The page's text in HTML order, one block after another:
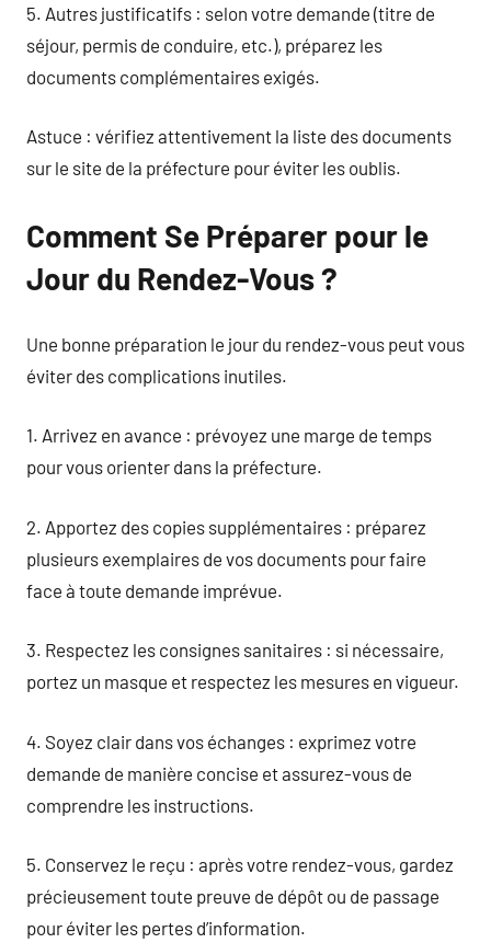
5. Autres justificatifs : selon votre demande (titre de
séjour, permis de conduire, etc.), préparez les
documents complémentaires exigés.
Astuce : vérifiez attentivement la liste des documents
sur le site de la préfecture pour éviter les oublis.
Comment Se Préparer pour le
Jour du Rendez-Vous ?
Une bonne préparation le jour du rendez-vous peut vous
éviter des complications inutiles.
1. Arrivez en avance : prévoyez une marge de temps
pour vous orienter dans la préfecture.
2. Apportez des copies supplémentaires : préparez
plusieurs exemplaires de vos documents pour faire
face à toute demande imprévue.
3. Respectez les consignes sanitaires : si nécessaire,
portez un masque et respectez les mesures en vigueur.
4. Soyez clair dans vos échanges : exprimez votre
demande de manière concise et assurez-vous de
comprendre les instructions.
5. Conservez le reçu : après votre rendez-vous, gardez
précieusement toute preuve de dépôt ou de passage
pour éviter les pertes d’information.